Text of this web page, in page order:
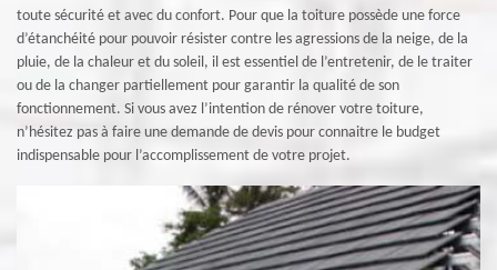
toute sécurité et avec du confort. Pour que la toiture possède une force
d’étanchéité pour pouvoir résister contre les agressions de la neige, de la
pluie, de la chaleur et du soleil, il est essentiel de l’entretenir, de le traiter
ou de la changer partiellement pour garantir la qualité de son
fonctionnement. Si vous avez l’intention de rénover votre toiture,
n’hésitez pas à faire une demande de devis pour connaitre le budget
indispensable pour l’accomplissement de votre projet.